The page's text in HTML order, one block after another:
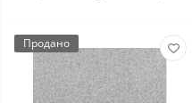
Продано